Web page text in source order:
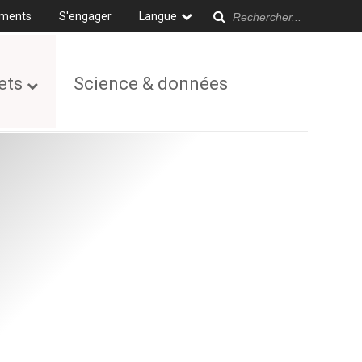
S'engager Langue
Science & données